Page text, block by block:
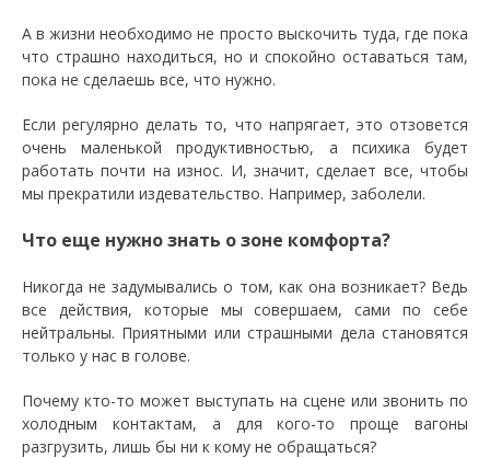
А в жизни необходимо не просто выскочить туда, где пока
что страшно находиться, но и спокойно оставаться там,
пока не сделаешь все, что нужно.
Если регулярно делать то, что напрягает, это отзовется
очень маленькой продуктивностью, а психика будет
работать почти на износ. И, значит, сделает все, чтобы
мы прекратили издевательство. Например, заболели.
Что еще нужно знать о зоне комфорта?
Никогда не задумывались о том, как она возникает? Ведь
все действия, которые мы совершаем, сами по себе
нейтральны. Приятными или страшными дела становятся
только у нас в голове.
Почему кто-то может выступать на сцене или звонить по
холодным контактам, а для кого-то проще вагоны
разгрузить, лишь бы ни к кому не обращаться?